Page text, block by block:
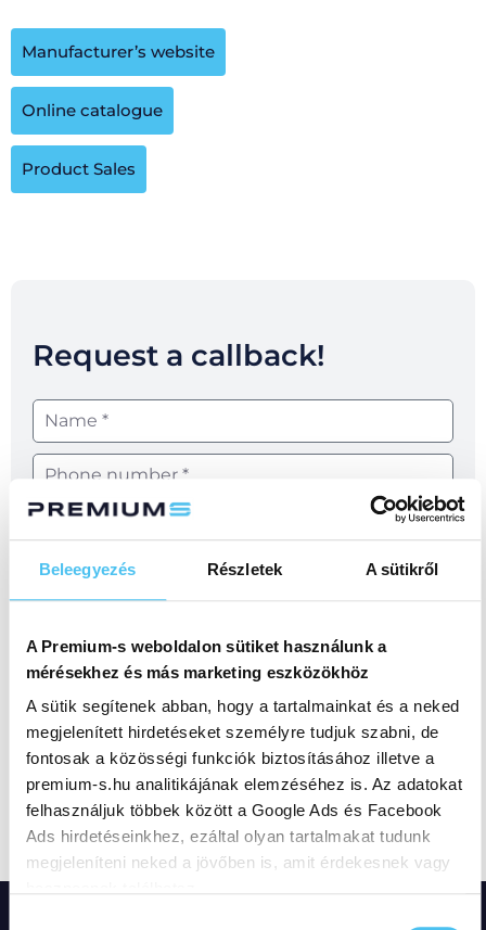
Beleegyezés Részletek A sütikről
A Premium-s weboldalon sütiket használunk a
mérésekhez és más marketing eszközökhöz
A sütik segítenek abban, hogy a tartalmainkat és a neked
megjelenített hirdetéseket személyre tudjuk szabni, de
fontosak a közösségi funkciók biztosításához illetve a
premium-s.hu analitikájának elemzéséhez is. Az adatokat
felhasználjuk többek között a Google Ads és Facebook
Ads hirdetéseinkhez, ezáltal olyan tartalmakat tudunk
megjeleníteni neked a jövőben is, amit érdekesnek vagy
Manufacturer’s website
Online catalogue
Product Sales
Request a callback!
I Accept the the Privacy Policy
Send